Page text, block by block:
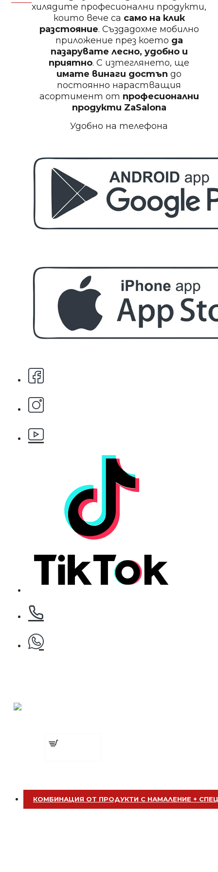
БЕЗПЛАТНО
Пила за нокти
БЕЗПЛАТНО
Пила за полиране на нокти
БЕЗПЛАТНО
БЕЗПЛАТНО
За поръчка над € 40.00 (78.23 лв.)
Стипца 20 броя в кибрит
Клипс тип щъркел 1 брой
Клипс тип щъркел 1 брой
БЕЗПЛАТНО
хилядите професионални продукти,
които вече са само на клик
разстояние. Създадохме мобилно
приложение през което да
пазарувате лесно, удобно и
приятно. С изтеглянето, ще
имате винаги достъп до
постоянно нарастващия
асортимент от професионални
продукти ZaSalona
Удобно на телефона
КОМБИНАЦИЯ ОТ ПРОДУКТИ С НАМАЛЕНИЕ +